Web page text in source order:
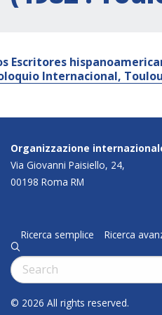
Escritores
Internacional,
Organizzazione
Via Giovanni Paisiello, 24,
00198 Roma RM
Ricerca semplice Ricerca
q
Cerca:
© 2026 All rights reserved.